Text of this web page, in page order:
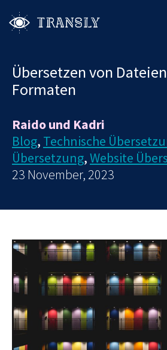
Übersetzen von
Formaten
Raido und Kadri
Blog, Technische
Übersetzung,Website
23 November, 2023